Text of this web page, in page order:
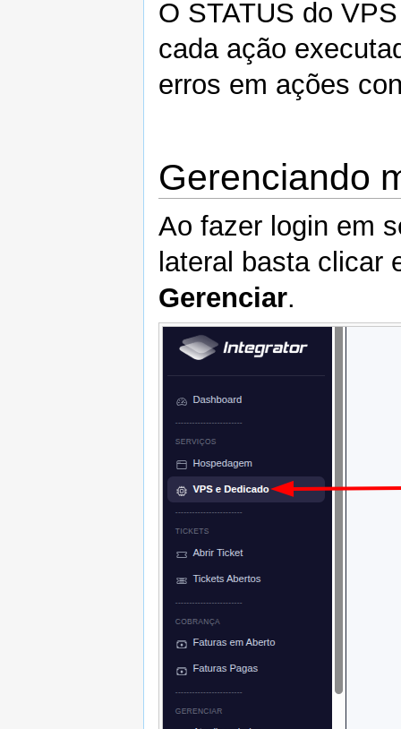
O STATUS do
cada ação
erros em ações
Gerenciando
Ao fazer login em
lateral basta clicar
Gerenciar.